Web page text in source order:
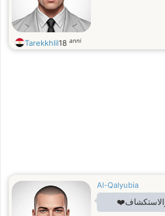
Tarekkhlil18 anni
Al-Qalyubia